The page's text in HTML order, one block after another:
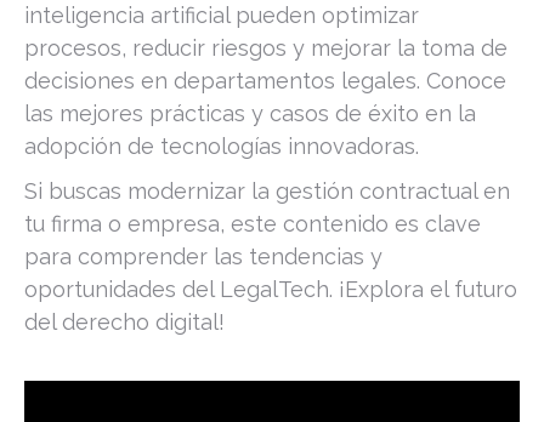
inteligencia artificial pueden optimizar
procesos, reducir riesgos y mejorar la toma de
decisiones en departamentos legales. Conoce
las mejores prácticas y casos de éxito en la
adopción de tecnologías innovadoras.
Si buscas modernizar la gestión contractual en
tu firma o empresa, este contenido es clave
para comprender las tendencias y
oportunidades del LegalTech. ¡Explora el futuro
del derecho digital!